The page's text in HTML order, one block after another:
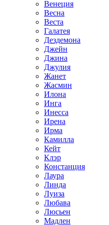
Венеция
Весна
Веста
Галатея
Дездемона
Джейн
Джина
Джулия
Жанет
Жасмин
Илона
Инга
Инесса
Ирена
Ирма
Камилла
Кейт
Клэр
Констанция
Лаура
Линда
Луиза
Любава
Люсьен
Мадлен